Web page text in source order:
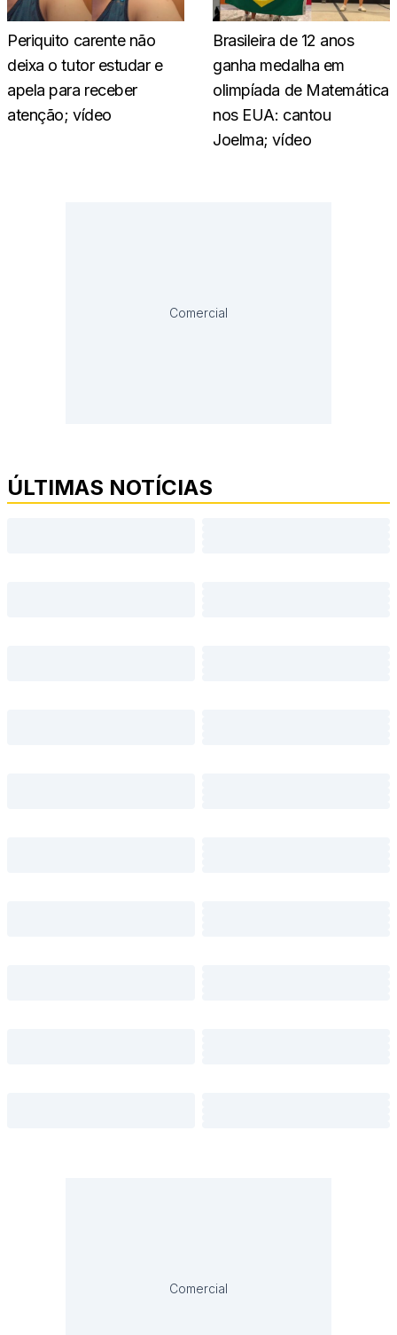
Periquito carente não
deixa o tutor estudar e
apela para receber
atenção; vídeo
Brasileira de 12 anos
ganha medalha em
olimpíada de Matemática
nos EUA: cantou
Joelma; vídeo
Comercial
ÚLTIMAS NOTÍCIAS
Comercial